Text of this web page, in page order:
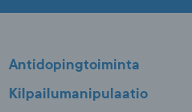
Antidopingtoiminta
Kilpailumanipulaatio